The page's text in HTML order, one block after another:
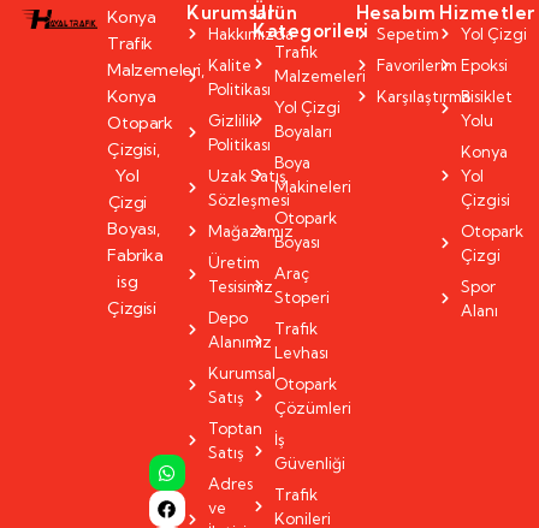
Konya
Trafik
Malzemeleri,
Konya
Otopark
Çizgisi,
Yol
Çizgi
Boyası,
Fabrika
isg
Çizgisi
Kurumsal
Hakkımızda
Kalite
Politikası
Gizlilik
Politikası
Uzak Satış
Sözleşmesi
Mağazamız
Üretim
Tesisimiz
Depo
Alanımız
Kurumsal
Satış
Toptan
Satış
Adres
ve
Ürün
Kategorileri
Trafik
Malzemeleri
Yol Çizgi
Boyaları
Boya
Makineleri
Otopark
Boyası
Araç
Stoperi
Trafik
Levhası
Otopark
Çözümleri
İş
Güvenliği
Trafik
Konileri
Hesabım
Sepetim
Favorilerim
Karşılaştırma
Hizmetler
Yol Çizgi
Epoksi
Bisiklet
Yolu
Konya
Yol
Çizgisi
Otopark
Çizgi
Spor
Alanı